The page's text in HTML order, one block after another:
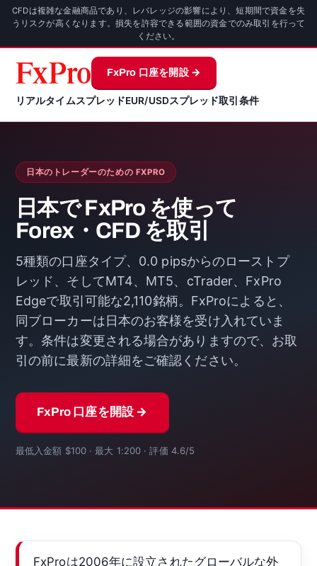
CFDは複雑な金融商品であり、レバレッジの影響により、短期間で資金を失
うリスクが高くなります。損失を許容できる範囲の資金でのみ取引を行って
ください。
リアルタイムスプレッドEUR/USDスプレッド取引条件
FxPro 口座を開設 →
日本のトレーダーのための FXPRO
日本で FxPro を使って
Forex・CFD を取引
5種類の口座タイプ、0.0 pipsからのローストプ
レッド、そしてMT4、MT5、cTrader、FxPro
Edgeで取引可能な2,110銘柄。FxProによると、
同ブローカーは日本のお客様を受け入れていま
す。条件は変更される場合がありますので、お取
引の前に最新の詳細をご確認ください。
FxPro 口座を開設 →
最低入金額 $100 · 最大 1:200 · 評価 4.6/5
FxProは2006年に設立されたグローバルな外